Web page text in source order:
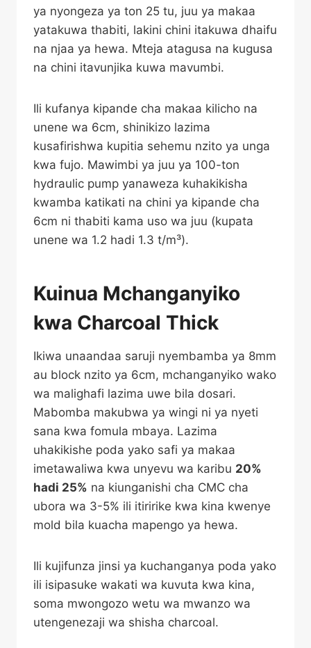
ya nyongeza ya ton 25 tu, juu ya makaa
yatakuwa thabiti, lakini chini itakuwa dhaifu
na njaa ya hewa. Mteja atagusa na kugusa
na chini itavunjika kuwa mavumbi.
Ili kufanya kipande cha makaa kilicho na
unene wa 6cm, shinikizo lazima
kusafirishwa kupitia sehemu nzito ya unga
kwa fujo. Mawimbi ya juu ya 100-ton
hydraulic pump yanaweza kuhakikisha
kwamba katikati na chini ya kipande cha
6cm ni thabiti kama uso wa juu (kupata
unene wa 1.2 hadi 1.3 t/m³).
Kuinua Mchanganyiko
kwa Charcoal Thick
Ikiwa unaandaa saruji nyembamba ya 8mm
au block nzito ya 6cm, mchanganyiko wako
wa malighafi lazima uwe bila dosari.
Mabomba makubwa ya wingi ni ya nyeti
sana kwa fomula mbaya. Lazima
uhakikishe poda yako safi ya makaa
imetawaliwa kwa unyevu wa karibu 20%
hadi 25% na kiunganishi cha CMC cha
ubora wa 3-5% ili itiririke kwa kina kwenye
mold bila kuacha mapengo ya hewa.
Ili kujifunza jinsi ya kuchanganya poda yako
ili isipasuke wakati wa kuvuta kwa kina,
soma mwongozo wetu wa mwanzo wa
utengenezaji wa shisha charcoal.